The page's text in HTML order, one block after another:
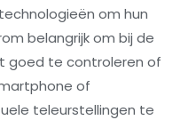
om hun
belangrijk om bij de
goed te controleren of
of
teleurstellingen te